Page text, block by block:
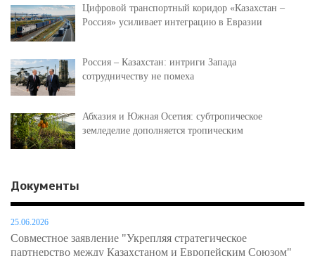
Цифровой транспортный коридор «Казахстан –
Россия» усиливает интеграцию в Евразии
Россия – Казахстан: интриги Запада
сотрудничеству не помеха
Абхазия и Южная Осетия: субтропическое
земледелие дополняется тропическим
Документы
25.06.2026
Совместное заявление "Укрепляя стратегическое
партнерство между Казахстаном и Европейским Союзом"